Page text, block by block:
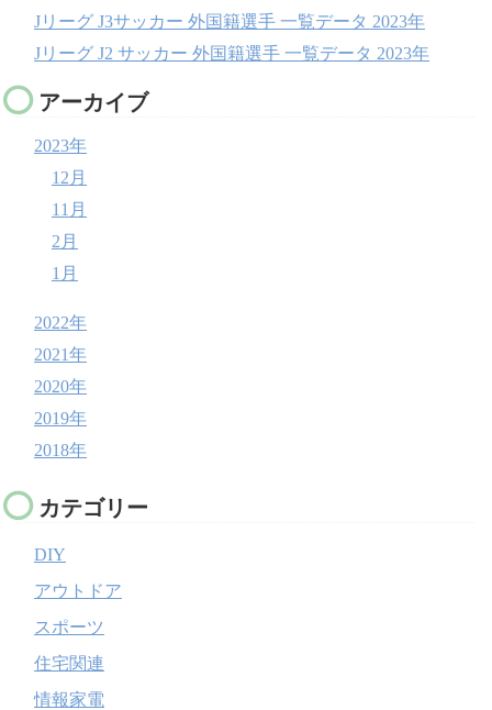
Jリーグ J3サッカー 外国籍選手 一覧データ 2023年
Jリーグ J2 サッカー 外国籍選手 一覧データ 2023年
アーカイブ
2023年
12月
11月
2月
1月
2022年
2021年
2020年
2019年
2018年
カテゴリー
DIY
アウトドア
スポーツ
住宅関連
情報家電